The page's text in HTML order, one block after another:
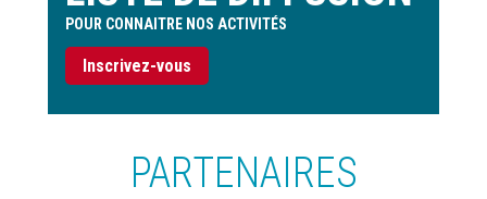
POUR CONNAITRE NOS ACTIVITÉS
Inscrivez-vous
PARTENAIRES